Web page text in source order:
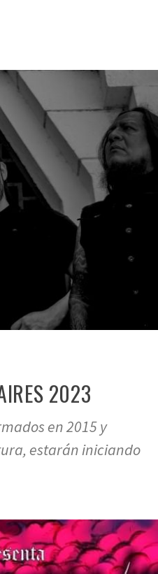
2023
en 2015 y
estarán iniciando